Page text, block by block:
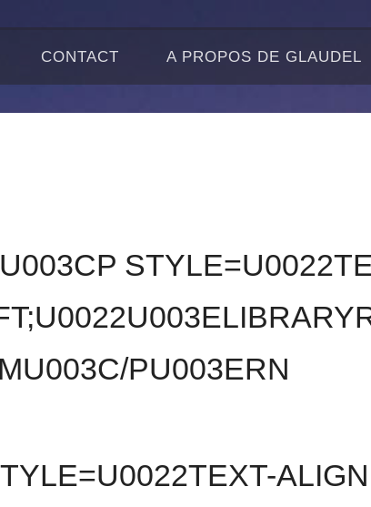
CONTACT A PROPOS DE GLAUDEL
PU003ERN